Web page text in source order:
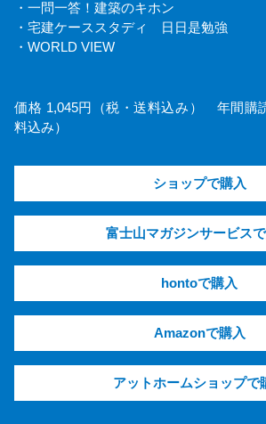
・一問一答！建築のキホン
・宅建ケーススタディ 日日是勉強
・WORLD VIEW
価格 1,045円（税・送料込み） 年間購
料込み）
ショップで購入
富士山マガジンサービス
hontoで購入
Amazonで購入
アットホームショップで